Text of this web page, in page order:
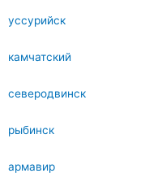
уссурийск
камчатский
северодвинск
рыбинск
армавир